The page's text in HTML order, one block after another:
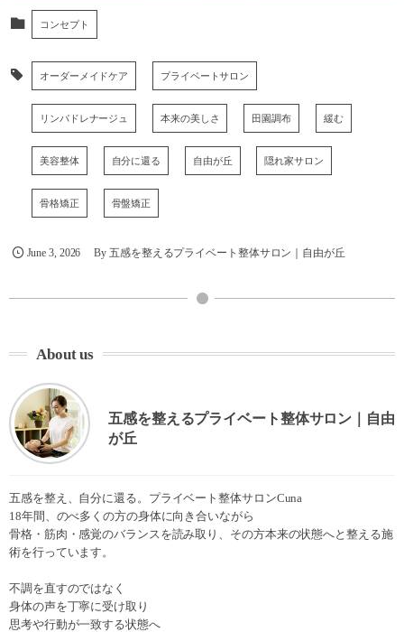
コンセプト
オーダーメイドケア プライベートサロン
リンパドレナージュ 本来の美しさ 田園調布 緩む
美容整体 自分に還る 自由が丘 隠れ家サロン
骨格矯正 骨盤矯正
June 3, 2026 By五感を整えるプライベート整体サロン｜自由が丘
About us
五感を整えるプライベート整体サロン｜自由
が丘
五感を整え、自分に還る。プライベート整体サロンCuna
18年間、のべ多くの方の身体に向き合いながら
骨格・筋肉・感覚のバランスを読み取り、その方本来の状態へと整える施
術を行っています。
不調を直すのではなく
身体の声を丁寧に受け取り
思考や行動が一致する状態へ